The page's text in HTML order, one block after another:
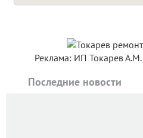
Реклама: ИП Токарев
Последние новости